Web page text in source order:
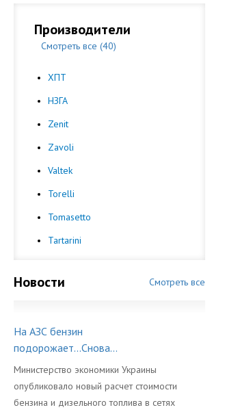
Производители
Смотреть все (40)
ХПТ
НЗГА
Zenit
Zavoli
Valtek
Torelli
Tomasetto
Tartarini
Новости Смотреть все
На АЗС бензин
подорожает...Снова...
Министерство экономики Украины
опубликовало новый расчет стоимости
бензина и дизельного топлива в сетях